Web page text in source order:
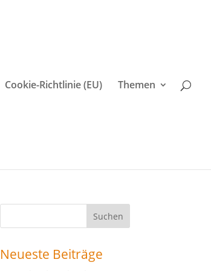
Cookie-Richtlinie (EU) Themen
Neueste Beiträge